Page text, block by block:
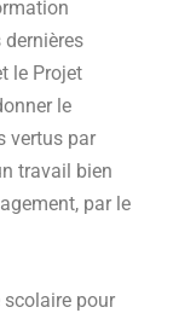
le Projet
le
vertus par
travail bien
par le
scolaire pour